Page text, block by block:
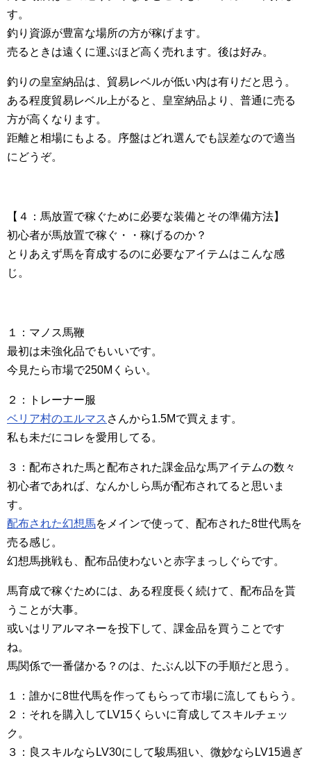
す。
釣り資源が豊富な場所の方が稼げます。
売るときは遠くに運ぶほど高く売れます。後は好み。
釣りの皇室納品は、貿易レベルが低い内は有りだと思う。
ある程度貿易レベル上がると、皇室納品より、普通に売る
方が高くなります。
距離と相場にもよる。序盤はどれ選んでも誤差なので適当
にどうぞ。
【４：馬放置で稼ぐために必要な装備とその準備方法】
初心者が馬放置で稼ぐ・・稼げるのか？
とりあえず馬を育成するのに必要なアイテムはこんな感
じ。
１：マノス馬鞭
最初は未強化品でもいいです。
今見たら市場で250Mくらい。
２：トレーナー服
ベリア村のエルマス さんから1.5Mで買えます。
私も未だにコレを愛用してる。
３：配布された馬と配布された課金品な馬アイテムの数々
初心者であれば、なんかしら馬が配布されてると思いま
す。
配布された幻想馬をメインで使って、配布された8世代馬を
売る感じ。
幻想馬挑戦も、配布品使わないと赤字まっしぐらです。
馬育成で稼ぐためには、ある程度長く続けて、配布品を貰
うことが大事。
或いはリアルマネーを投下して、課金品を買うことです
ね。
馬関係で一番儲かる？のは、たぶん以下の手順だと思う。
１：誰かに8世代馬を作ってもらって市場に流してもらう。
２：それを購入してLV15くらいに育成してスキルチェッ
ク。
３：良スキルならLV30にして駿馬狙い、微妙ならLV15過ぎ